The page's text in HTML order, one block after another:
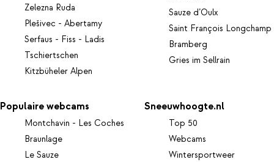
Zelezna Ruda
Plešivec - Abertamy
Serfaus - Fiss - Ladis
Tschiertschen
Kitzbüheler Alpen
Sauze d’Oulx
Saint François Longchamp
Bramberg
Gries im Sellrain
Populaire webcams
Montchavin - Les Coches
Braunlage
Le Sauze
Sneeuwhoogte.nl
Top 50
Webcams
Wintersportweer